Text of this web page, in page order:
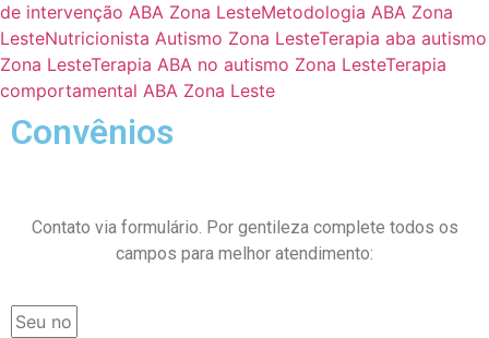
de intervenção ABA Zona LesteMetodologia ABA Zona
LesteNutricionista Autismo Zona LesteTerapia aba autismo
Zona LesteTerapia ABA no autismo Zona LesteTerapia
comportamental ABA Zona Leste
Convênios
Contato via formulário. Por gentileza complete todos os
campos para melhor atendimento: